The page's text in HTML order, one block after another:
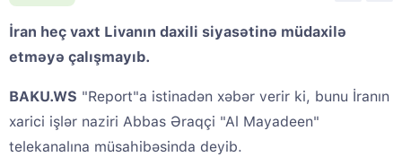
İran heç vaxt Livanın daxili siyasətinə müdaxilə
etməyə çalışmayıb.
BAKU.WS "Report"a istinadən xəbər verir ki, bunu İranın
xarici işlər naziri Abbas Əraqçi "Al Mayadeen"
telekanalına müsahibəsinda deyib.